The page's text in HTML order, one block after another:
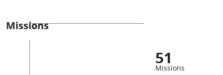
Missions
51
Missions